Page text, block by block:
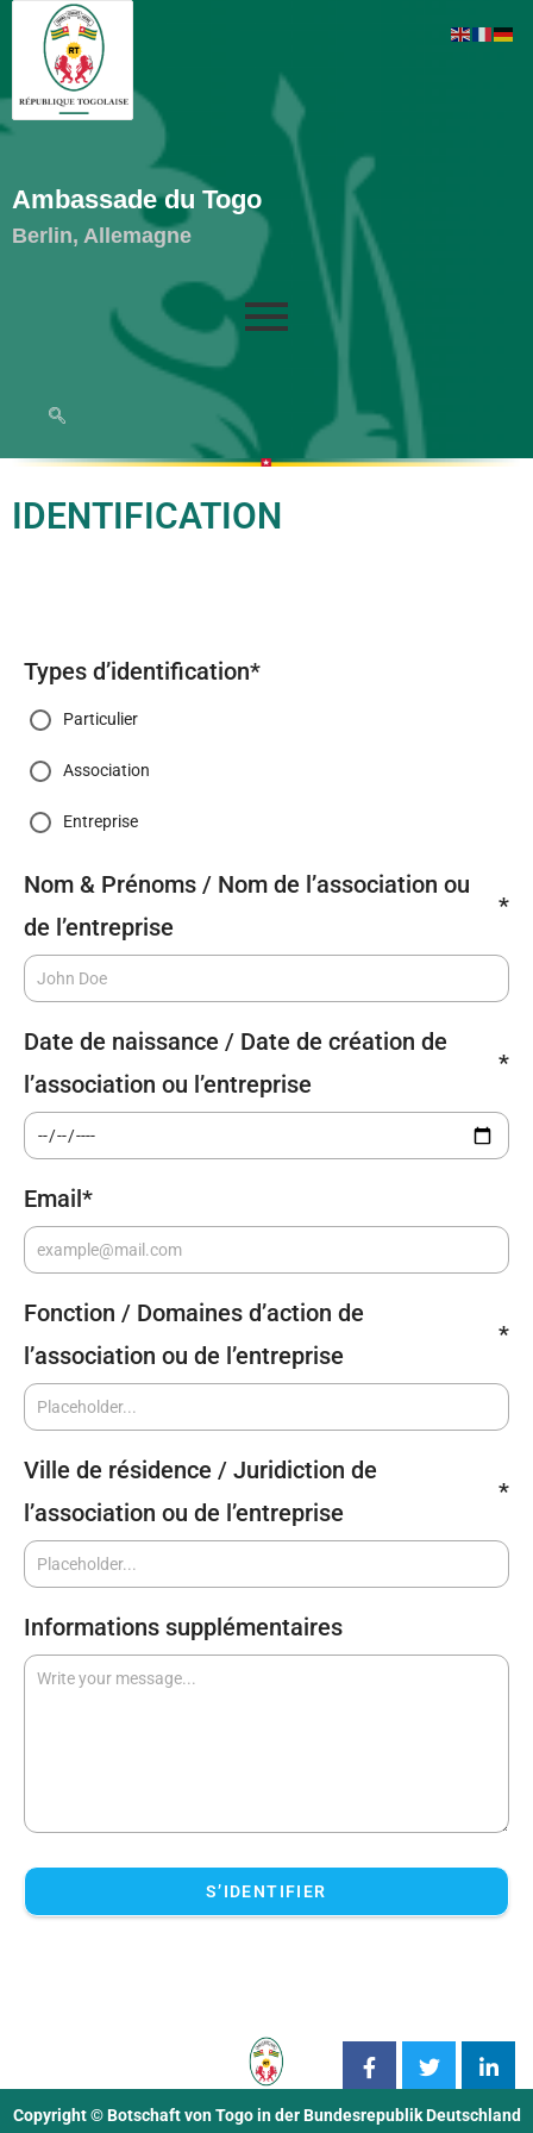
Ambassade du Togo
Berlin, Allemagne
IDENTIFICATION
Types d’identification*
Particulier
Association
Entreprise
Nom & Prénoms / Nom de l’association ou
de l’entreprise
*
Date de naissance / Date de création de
l’association ou l’entreprise
*
Email*
Fonction / Domaines d’action de
l’association ou de l’entreprise
*
Ville de résidence / Juridiction de
l’association ou de l’entreprise
*
Informations supplémentaires
S’IDENTIFIER
Copyright © Botschaft von Togo in der Bundesrepublik Deutschland